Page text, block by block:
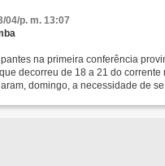
04/p. m. 13:07
na primeira conferência
decorreu de 18 a 21 do
domingo, a necessidade de